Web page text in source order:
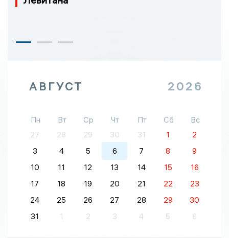
АВГУСТ 2026
Пн Вт Ср Чт Пт Сб
Вс
27
28 29 30 31 1
2
3
4 5 6 7 8
9
10
11 12 13 14 15
16
17
18 19 20 21 22
23
24
25 26 27 28 29
30
31
1 2 3 4 5 6